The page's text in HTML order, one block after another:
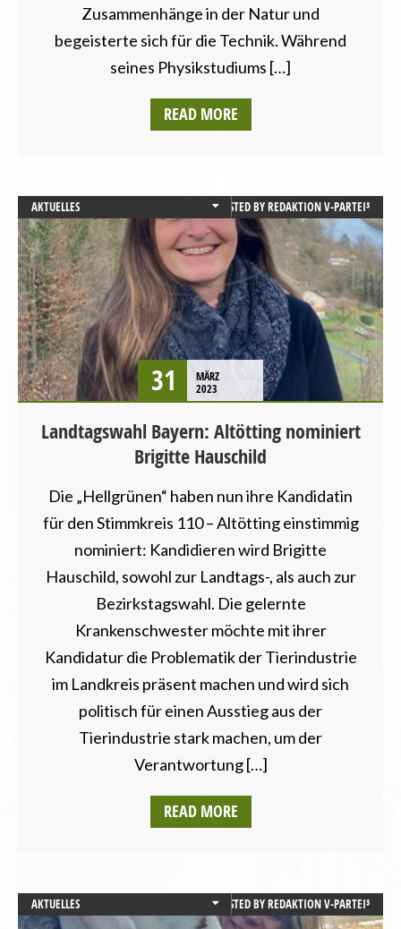
Zusammenhänge in der Natur und
begeisterte sich für die Technik. Während
seines Physikstudiums […]
READ MORE
AKTUELLES
BAYERN
CHANCENGLEICHHEIT
DEMOKRATIE UND RECHTSSTAATLICHKEIT
LANDTAGSWAHL
LANDWIRTSCHAFT
MENSCHENRECHTE
PRESSEMITTEILUNG
STARTSEITE
TIERSCHUTZ / TIERRECHTE
UNCATEGORIZED
POSTED BYREDAKTION V-PARTEI³
31
MÄRZ
2023
Landtagswahl Bayern: Altötting nominiert
Brigitte Hauschild
Die „Hellgrünen“ haben nun ihre Kandidatin
für den Stimmkreis 110 – Altötting einstimmig
nominiert: Kandidieren wird Brigitte
Hauschild, sowohl zur Landtags-, als auch zur
Bezirkstagswahl. Die gelernte
Krankenschwester möchte mit ihrer
Kandidatur die Problematik der Tierindustrie
im Landkreis präsent machen und wird sich
politisch für einen Ausstieg aus der
Tierindustrie stark machen, um der
Verantwortung […]
READ MORE
AKTUELLES
POSTED BYREDAKTION V-PARTEI³